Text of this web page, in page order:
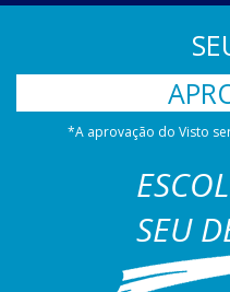
*A aprovação do Visto
SEU